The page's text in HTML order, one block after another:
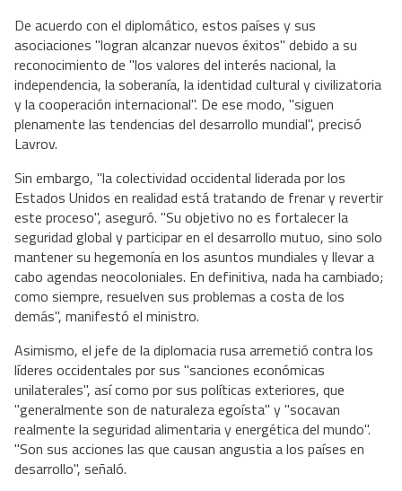
De acuerdo con el diplomático, estos países y sus
asociaciones "logran alcanzar nuevos éxitos" debido a su
reconocimiento de "los valores del interés nacional, la
independencia, la soberanía, la identidad cultural y civilizatoria
y la cooperación internacional". De ese modo, "siguen
plenamente las tendencias del desarrollo mundial", precisó
Lavrov.
Sin embargo, "la colectividad occidental liderada por los
Estados Unidos en realidad está tratando de frenar y revertir
este proceso", aseguró. "Su objetivo no es fortalecer la
seguridad global y participar en el desarrollo mutuo, sino solo
mantener su hegemonía en los asuntos mundiales y llevar a
cabo agendas neocoloniales. En definitiva, nada ha cambiado;
como siempre, resuelven sus problemas a costa de los
demás", manifestó el ministro.
Asimismo, el jefe de la diplomacia rusa arremetió contra los
líderes occidentales por sus "sanciones económicas
unilaterales", así como por sus políticas exteriores, que
"generalmente son de naturaleza egoísta" y "socavan
realmente la seguridad alimentaria y energética del mundo".
"Son sus acciones las que causan angustia a los países en
desarrollo", señaló.